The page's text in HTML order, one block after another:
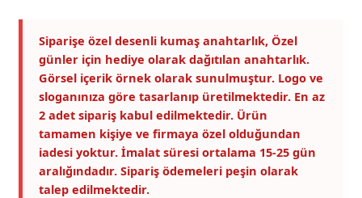
Siparişe özel desenli kumaş anahtarlık, Özel
günler için hediye olarak dağıtılan anahtarlık.
Görsel içerik örnek olarak sunulmuştur. Logo ve
sloganınıza göre tasarlanıp üretilmektedir. En az
2 adet sipariş kabul edilmektedir. Ürün
tamamen kişiye ve firmaya özel olduğundan
iadesi yoktur. İmalat süresi ortalama 15-25 gün
aralığındadır. Sipariş ödemeleri peşin olarak
talep edilmektedir.